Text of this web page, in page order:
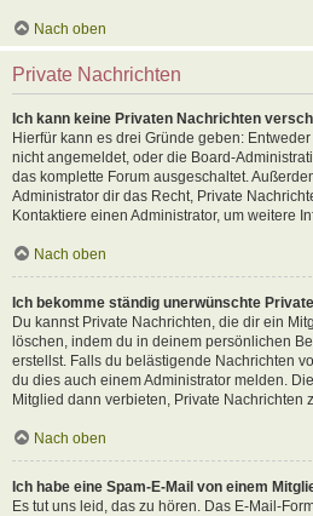
Nach oben
Private Nachrichten
Ich kann keine Privaten Nachrichten
Hierfür kann es drei Gründe geben:
nicht angemeldet, oder die Board-
das komplette Forum ausgeschaltet.
Administrator dir das Recht, Private
Kontaktiere einen Administrator, um weitere
Nach oben
Ich bekomme ständig unerwünschte
Du kannst Private Nachrichten, die dir ein
löschen, indem du in deinem persönlichen
erstellst. Falls du belästigende Nachrichten
du dies auch einem Administrator melden.
Mitglied dann verbieten, Private Nachrichten
Nach oben
Ich habe eine Spam-E-Mail von einem
Es tut uns leid, das zu hören. Das E-Mail-